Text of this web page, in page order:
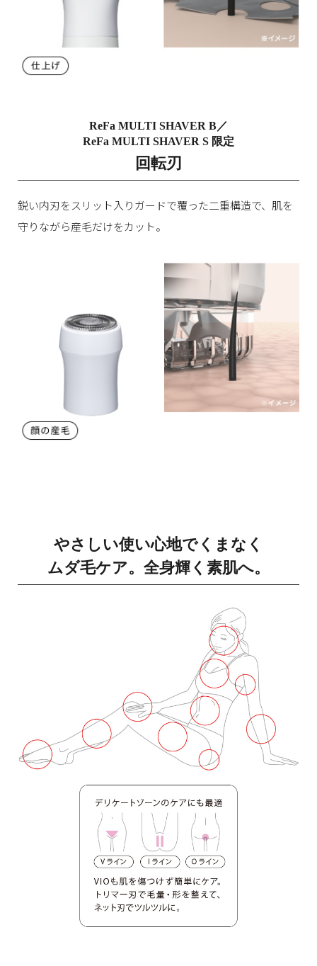
ReFa MULTI SHAVER B／
ReFa MULTI SHAVER S 限定
回転刃
鋭い内刃をスリット入りガードで覆った二重構造で、肌を
守りながら産毛だけをカット。
やさしい使い心地でくまなく
ムダ毛ケア。 全身輝く素肌へ。